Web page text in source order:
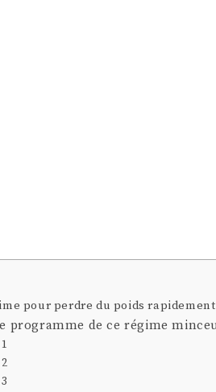
pour perdre du poids
programme de ce régime